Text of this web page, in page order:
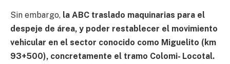
Sin embargo, la ABC traslado maquinarias para el
despeje de área, y poder restablecer el movimiento
vehicular en el sector conocido como Miguelito (km
93+500), concretamente el tramo Colomi- Locotal.